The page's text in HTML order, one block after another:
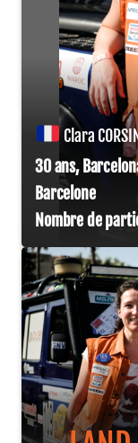
Clara CORSIN
30 ans,
Barcelone
Nombre de